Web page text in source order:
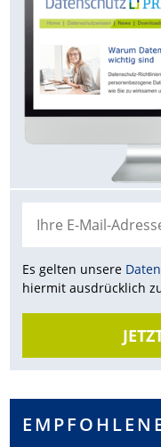
Es gelten unsere
hiermit ausdrücklich